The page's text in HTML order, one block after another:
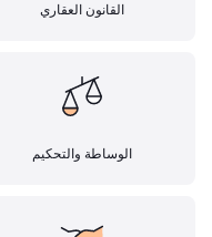
القانون العقاري
الوساطة والتحكيم